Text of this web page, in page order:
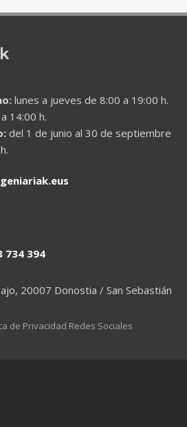
lunes a jueves de 8:00 a 19:00 h.
14:00 h.
del 1 de junio al 30 de septiembre
734 394
20007 Donostia / San Sebastián
de Privacidad Redes Sociales